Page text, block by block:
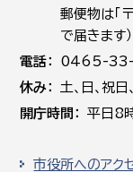
郵便物は
で届きます）
電話
0465-33-
休み
土､日､祝
開庁時間
平日8
市役所へのアク